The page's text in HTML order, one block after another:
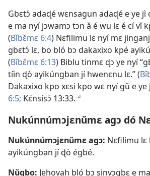
Gbɛtɔ́ adaɖé wɛnsagun adaɖé e ye jì
e ma nyí jɔwamɔ tɔn ǎ é wu lɛ é cí vǐ
(Bǐbɛ̌mɛ 6:4) Nɛfilimu lɛ nyí mɛ
gbɛtɔ́ lɛ, bo bló bɔ dakaxixo kpé
(Bǐbɛ̌mɛ 6:13) Biblu tinmɛ ɖɔ ye nyí
tíìn ɖò ayikúngban jí hwenɛnu lɛ.” (
Dakaxixo kpo xɛsi kpo wɛ nyí gǔ e
6:5; Kɛ́nsísɔ́ 13:33. b
Nukúnnúmɔjɛnǔmɛ agɔ dó
Nukúnnúmɔjɛnǔmɛ agɔ: Nɛfilimu lɛ
ayikúngban jí ɖò égbé.
Nǔgbo: Jehovah bló bɔ sinvɔgbɛ e